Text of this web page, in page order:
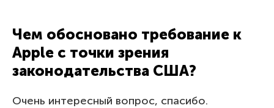
Чем обосновано требование к
Apple с точки зрения
законодательства США?
Очень интересный вопрос, спасибо.